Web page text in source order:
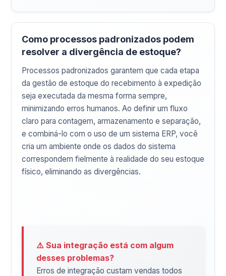
Como processos padronizados podem
resolver a divergência de estoque?
Processos padronizados garantem que cada etapa
da gestão de estoque do recebimento à expedição
seja executada da mesma forma sempre,
minimizando erros humanos. Ao definir um fluxo
claro para contagem, armazenamento e separação,
e combiná-lo com o uso de um sistema ERP, você
cria um ambiente onde os dados do sistema
correspondem fielmente à realidade do seu estoque
físico, eliminando as divergências.
⚠️ Sua integração está com algum
desses problemas?
Erros de integração custam vendas todos